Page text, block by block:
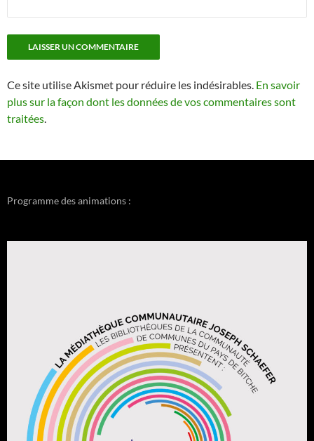
Ce site utilise Akismet pour réduire les indésirables. En savoir
plus sur la façon dont les données de vos commentaires sont
traitées.
Programme des animations :